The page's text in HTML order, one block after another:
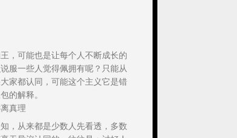
，可能也是让每个人不断成长的
服一些人觉得佩拥有呢？只能从
家都认同，可能这个主义它是错
的解释。
真理
，从来都是少数人先看透，多数